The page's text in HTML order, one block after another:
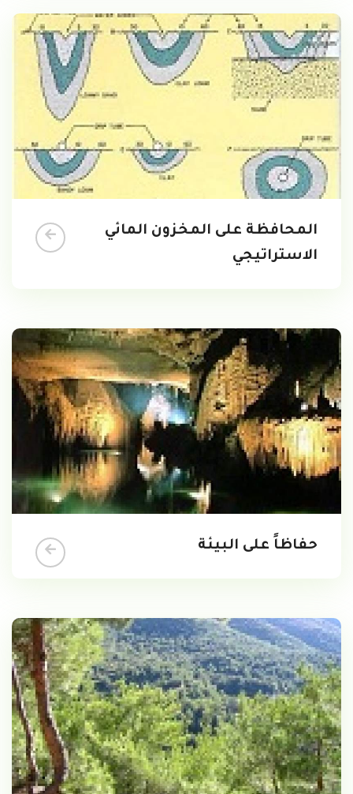
المحافظة على المخزون المائي
الاستراتيجي
حفاظاً على البيئة